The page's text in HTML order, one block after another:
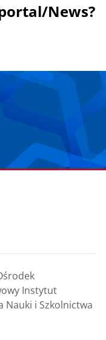
News?
Instytut
Nauki i Szkolnictwa